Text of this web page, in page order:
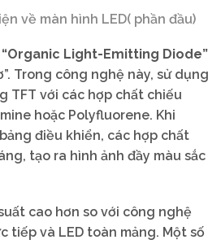
về màn hình LED( phần đầu)
Light-Emitting Diode”
Trong công nghệ này, sử dụng
TFT với các hợp chất chiếu
hoặc Polyfluorene. Khi
điều khiển, các hợp chất
tạo ra hình ảnh đầy màu sắc
cao hơn so với công nghệ
tiếp và LED toàn mảng. Một số